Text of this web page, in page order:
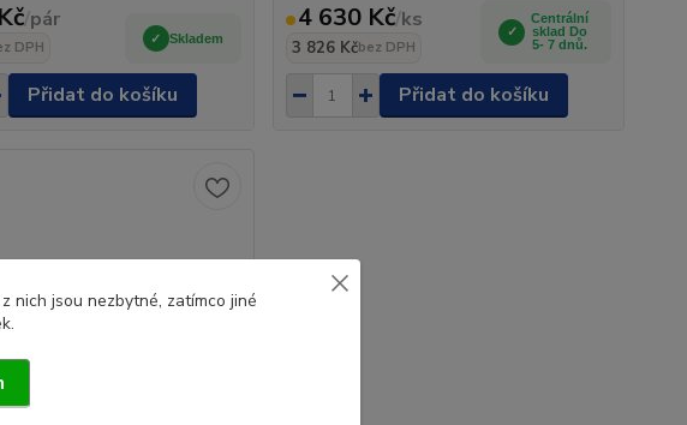
/pár
DPH
Skladem
Přidat do košíku
4 630 Kč/ks
3 826 Kčbez DPH
Centrální
sklad Do
5- 7 dnů.
Přidat do košíku
nich jsou nezbytné, zatímco jiné